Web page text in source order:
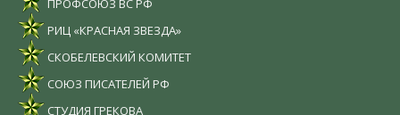
ПРОФСОЮЗ ВС РФ
РИЦ «КРАСНАЯ ЗВЕЗДА»
СКОБЕЛЕВСКИЙ КОМИТЕТ
СОЮЗ ПИСАТЕЛЕЙ РФ
СТУДИЯ ГРЕКОВА